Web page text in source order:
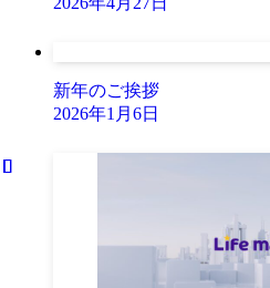
新年のご挨拶
2026年1月6日